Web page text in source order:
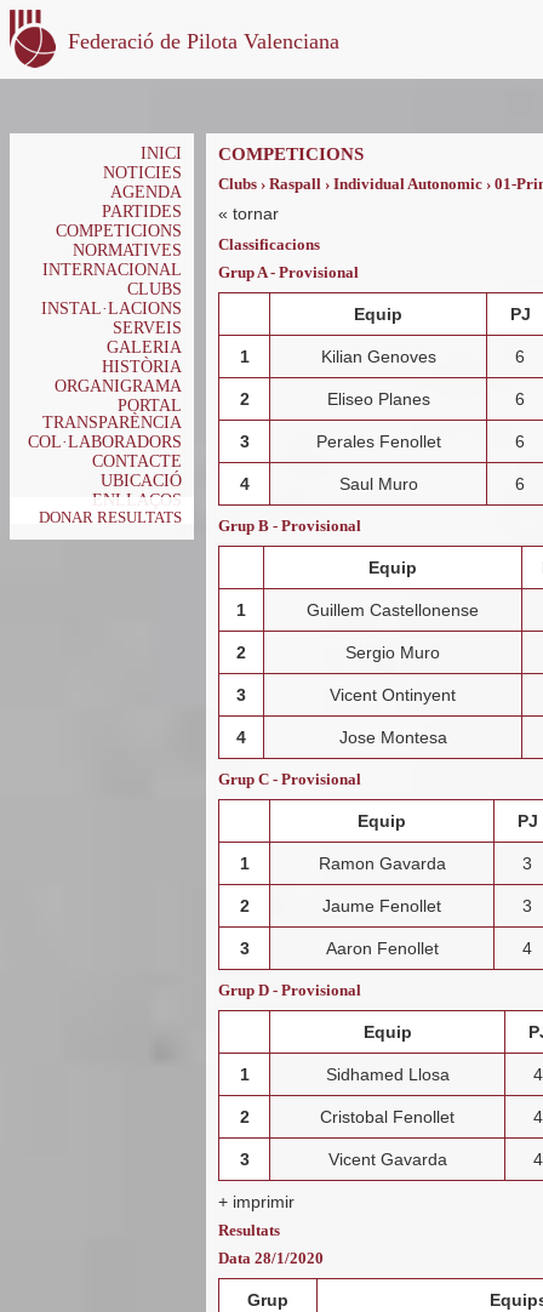
Federació de Pilota Valenciana
INICI
NOTICIES
AGENDA
PARTIDES
COMPETICIONS
NORMATIVES
INTERNACIONAL
CLUBS
INSTAL·LACIONS
SERVEIS
GALERIA
HISTÒRIA
ORGANIGRAMA
PORTAL
TRANSPARÈNCIA
COL·LABORADORS
CONTACTE
UBICACIÓ
ENLLAÇOS
DONAR RESULTATS
COMPETICIONS
Clubs › Raspall › Individual Autonomic › 01-
« tornar
Classificacions
Grup A - Provisional
Equip PJ
1 Kilian Genoves 6
2 Eliseo Planes 6
3 Perales Fenollet 6
4 Saul Muro 6
Grup B - Provisional
Equip
1 Guillem Castellonense
2 Sergio Muro
3 Vicent Ontinyent
4 Jose Montesa
Grup C - Provisional
Equip PJ
1 Ramon Gavarda 3
2 Jaume Fenollet 3
3 Aaron Fenollet 4
Grup D - Provisional
Equip
1 Sidhamed Llosa 4
2 Cristobal Fenollet 4
3 Vicent Gavarda 4
+ imprimir
Resultats
Data 28/1/2020
Grup